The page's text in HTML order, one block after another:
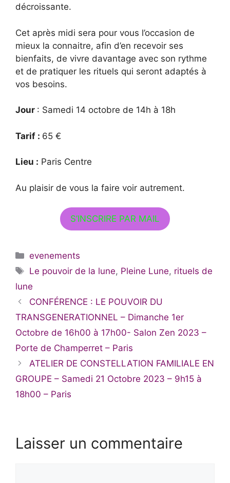
décroissante.
Cet après midi sera pour vous l’occasion de
mieux la connaitre, afin d’en recevoir ses
bienfaits, de vivre davantage avec son rythme
et de pratiquer les rituels qui seront adaptés à
vos besoins.
Jour : Samedi 14 octobre de 14h à 18h
Tarif : 65 €
Lieu : Paris Centre
Au plaisir de vous la faire voir autrement.
S’INSCRIRE PAR MAIL
Catégories
evenements
Étiquettes
Le pouvoir de la lune, Pleine Lune, rituels de
lune
CONFÉRENCE : LE POUVOIR DU
TRANSGENERATIONNEL – Dimanche 1er
Octobre de 16h00 à 17h00- Salon Zen 2023 –
Porte de Champerret – Paris
ATELIER DE CONSTELLATION FAMILIALE EN
GROUPE – Samedi 21 Octobre 2023 – 9h15 à
18h00 – Paris
Laisser un commentaire